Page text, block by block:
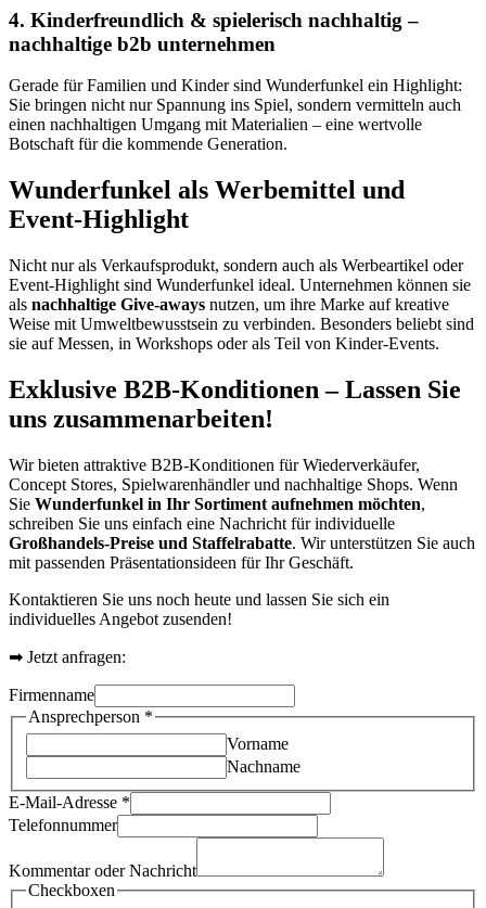
4. Kinderfreundlich & spielerisch nachhaltig –
nachhaltige b2b unternehmen
Gerade für Familien und Kinder sind Wunderfunkel ein Highlight:
Sie bringen nicht nur Spannung ins Spiel, sondern vermitteln auch
einen nachhaltigen Umgang mit Materialien – eine wertvolle
Botschaft für die kommende Generation.
Wunderfunkel als Werbemittel und
Event-Highlight
Nicht nur als Verkaufsprodukt, sondern auch als Werbeartikel oder
Event-Highlight sind Wunderfunkel ideal. Unternehmen können sie
als nachhaltige Give-aways nutzen, um ihre Marke auf kreative
Weise mit Umweltbewusstsein zu verbinden. Besonders beliebt sind
sie auf Messen, in Workshops oder als Teil von Kinder-Events.
Exklusive B2B-Konditionen – Lassen Sie
uns zusammenarbeiten!
Wir bieten attraktive B2B-Konditionen für Wiederverkäufer,
Concept Stores, Spielwarenhändler und nachhaltige Shops. Wenn
Sie Wunderfunkel in Ihr Sortiment aufnehmen möchten,
schreiben Sie uns einfach eine Nachricht für individuelle
Großhandels-Preise und Staffelrabatte. Wir unterstützen Sie auch
mit passenden Präsentationsideen für Ihr Geschäft.
Kontaktieren Sie uns noch heute und lassen Sie sich ein
individuelles Angebot zusenden!
➡ Jetzt anfragen:
Firmenname
Nachricht
Firmenname
Telefonnummer
Ansprechperson *
Vorname
Nachname
E-Mail-Adresse *
Telefonnummer
Kommentar oder Nachricht
Checkboxen